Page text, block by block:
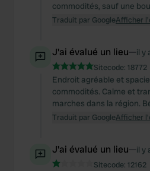
commodités, sauf une
Traduit par GoogleAfficher
J'ai évalué un lieu—il y
Sitecode: 18772
Endroit agréable et
commodités. Calme et
marches dans la région.
Traduit par GoogleAfficher
J'ai évalué un lieu—il y
Sitecode: 12162